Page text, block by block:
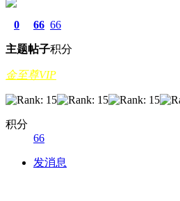
0
主题
66
帖子
66
积分
金至尊VIP
积分
66
发消息